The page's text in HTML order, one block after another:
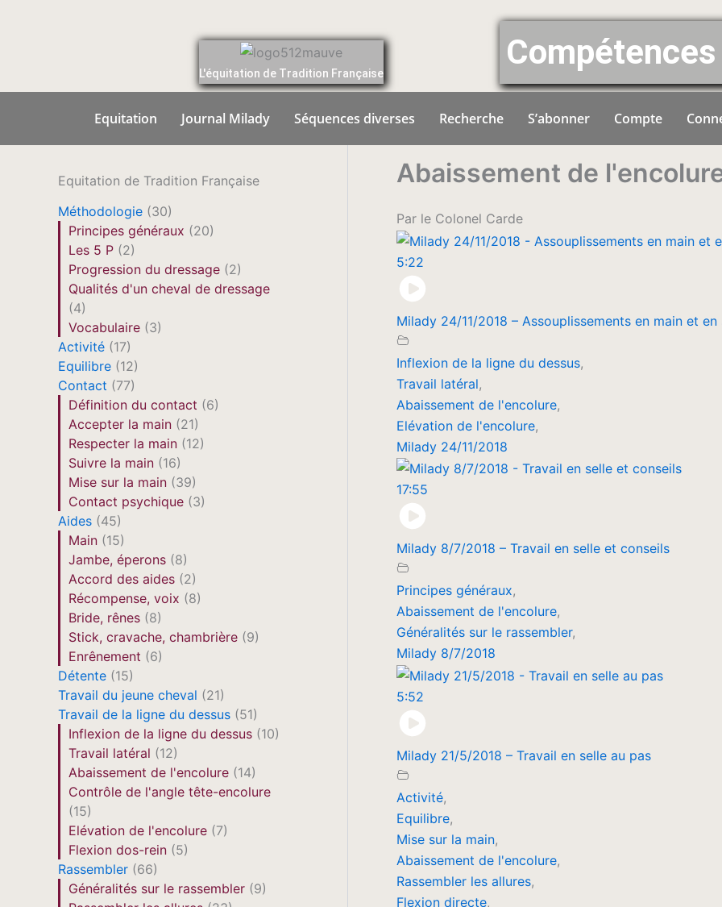
L'équitation de Tradition Française
Equitation Journal Milady Séquences diverses Recherche S’abonner Compte
Equitation de Tradition Française
Méthodologie (30)
Principes généraux (20)
Les 5 P (2)
Progression du dressage (2)
Qualités d'un cheval de dressage
(4)
Vocabulaire (3)
Activité (17)
Equilibre (12)
Contact (77)
Définition du contact (6)
Accepter la main (21)
Respecter la main (12)
Suivre la main (16)
Mise sur la main (39)
Contact psychique (3)
Aides (45)
Main (15)
Jambe, éperons (8)
Accord des aides (2)
Récompense, voix (8)
Bride, rênes (8)
Stick, cravache, chambrière (9)
Enrênement (6)
Détente (15)
Travail du jeune cheval (21)
Travail de la ligne du dessus (51)
Inflexion de la ligne du dessus (10)
Travail latéral (12)
Abaissement de l'encolure (14)
Contrôle de l'angle tête-encolure
(15)
Elévation de l'encolure (7)
Flexion dos-rein (5)
Rassembler (66)
Généralités sur le rassembler (9)
Abaissement de
Par le Colonel Carde
5:22
Milady 24/11/2018 – Assouplissements en main et en
Inflexion de la ligne du dessus,
Travail latéral,
Abaissement de l'encolure,
Elévation de l'encolure,
Milady 24/11/2018
17:55
Milady 8/7/2018 – Travail en selle et conseils
Principes généraux,
Abaissement de l'encolure,
Généralités sur le rassembler,
Milady 8/7/2018
5:52
Milady 21/5/2018 – Travail en selle au pas
Activité,
Equilibre,
Mise sur la main,
Abaissement de l'encolure,
Rassembler les allures,
Flexion directe,